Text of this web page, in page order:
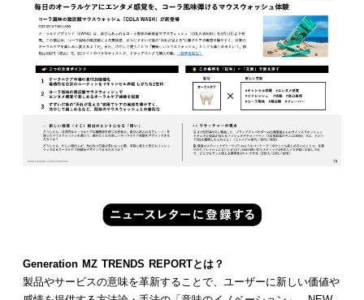
Generation MZ TRENDS REPORTとは？
製品やサービスの意味を革新することで、ユーザーに新しい価値や